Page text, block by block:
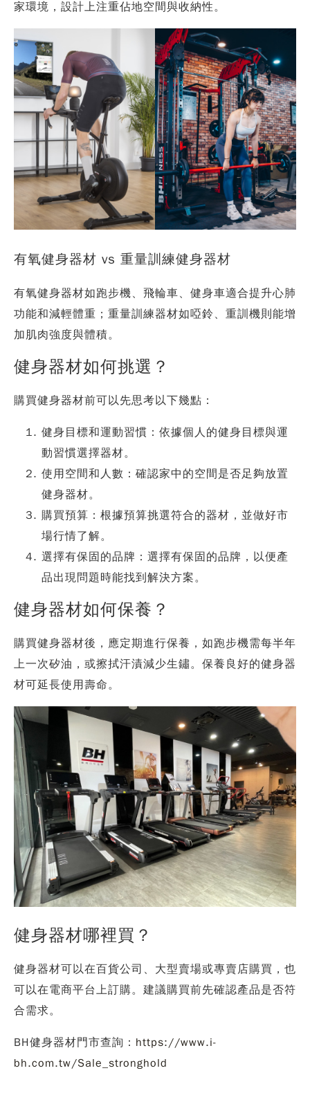
家環境，設計上注重佔地空間與收納性。
有氧健身器材 vs 重量訓練健身器材
有氧健身器材如跑步機、飛輪車、健身車適合提升心肺
功能和減輕體重；重量訓練器材如啞鈴、重訓機則能增
加肌肉強度與體積。
健身器材如何挑選？
購買健身器材前可以先思考以下幾點：
健身目標和運動習慣：依據個人的健身目標與運
動習慣選擇器材。
使用空間和人數：確認家中的空間是否足夠放置
健身器材。
購買預算：根據預算挑選符合的器材，並做好市
場行情了解。
選擇有保固的品牌：選擇有保固的品牌，以便產
品出現問題時能找到解決方案。
健身器材如何保養？
購買健身器材後，應定期進行保養，如跑步機需每半年
上一次矽油，或擦拭汗漬減少生鏽。保養良好的健身器
材可延長使用壽命。
健身器材哪裡買？
健身器材可以在百貨公司、大型賣場或專賣店購買，也
可以在電商平台上訂購。建議購買前先確認產品是否符
合需求。
BH健身器材門市查詢： https://www.i-
bh.com.tw/Sale_stronghold